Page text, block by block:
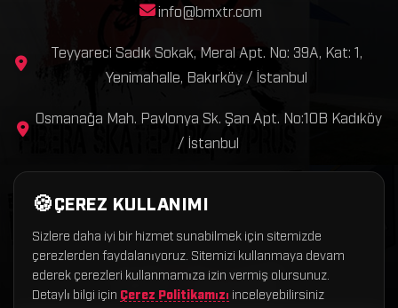
info@bmxtr.com
Teyyareci Sadık Sokak, Meral Apt. No: 39A, Kat: 1,
Yenimahalle, Bakırköy / İstanbul
Osmanağa Mah. Pavlonya Sk. Şan Apt. No:10B Kadıköy
/ İstanbul
Copyright © 2026 BmxTR – Tüm hakları saklıdır.
BmxTR ❤ Alaturka Dijital
ÇEREZ KULLANIMI
Sizlere daha iyi bir hizmet sunabilmek için sitemizde
çerezlerden faydalanıyoruz. Sitemizi kullanmaya devam
ederek çerezleri kullanmamıza izin vermiş olursunuz.
Detaylı bilgi için Çerez Politikamızı inceleyebilirsiniz